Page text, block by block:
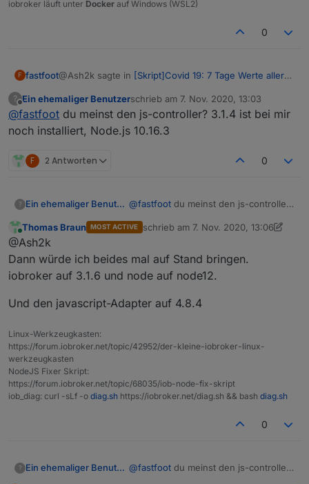
iobroker läuft unter Docker auf Windows (WSL2)
0
F fastfoot@Ash2k sagte in [Skript]Covid 19: 7 Tage Werte aller
@ fastfoothab dein aktuelles Skript genutzt. Das
"alte" von Anfang Oktober einwandfrei lief.
Hast du ne Idee?
Welche JS Version nutzt du denn?
?
Offline
Ein ehemaliger Benutzerschrieb am 7. Nov. 2020, 13:03
zuletzt editiert von
@fastfoot du meinst den js-controller? 3.1.4 ist bei mir
noch installiert, Node.js 10.16.3
F 2 Antworten 0
? Ein ehemaliger Benutzer @fastfoot du meinst den js-controller?
Node.js 10.16.3
Online
Thomas Braun MOST ACTIVE schrieb am 7. Nov. 2020, 13:06
zuletzt editiert von Thomas Braun
@Ash2k
Dann würde ich beides mal auf Stand bringen.
iobroker auf 3.1.6 und node auf node12.
Und den javascript-Adapter auf 4.8.4
Linux-Werkzeugkasten:
https://forum.iobroker.net/topic/42952/der-kleine-iobroker-linux-
werkzeugkasten
NodeJS Fixer Skript:
https://forum.iobroker.net/topic/68035/iob-node-fix-skript
iob_diag: curl -sLf -o diag.sh https://iobroker.net/diag.sh && bash diag.sh
0
? Ein ehemaliger Benutzer @fastfoot du meinst den js-controller?